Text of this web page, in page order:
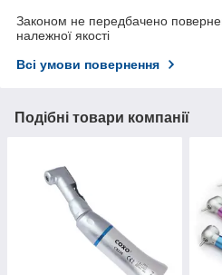
Законом не передбачено
належної якості
Всі умови повернення
Подібні товари компанії